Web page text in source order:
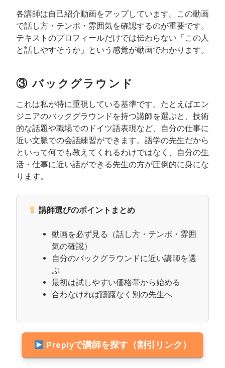
各講師は自己紹介動画をアップしています。この動画
で話し方・テンポ・雰囲気を確認するのが重要です。
テキストのプロフィールだけでは伝わらない「この人
と話しやすそうか」という感覚が動画でわかります。
③ バックグラウンド
これは私が特に重視している基準です。たとえばエン
ジニアのバックグラウンドを持つ講師を選ぶと、技術
的な話題や職場でのドイツ語表現など、自分の仕事に
近い文脈での会話練習ができます。語学の先生だから
といって何でも教えてくれるわけではなく、自分の生
活・仕事に近い話ができる先生の方が圧倒的に身にな
ります。
講師選びのポイントまとめ
動画を必ず見る（話し方・テンポ・雰囲
気の確認）
自分のバックグラウンドに近い講師を選
ぶ
最初は試しやすい価格帯から始める
合わなければ躊躇なく別の先生へ
Preplyで講師を探す（割引リンク）